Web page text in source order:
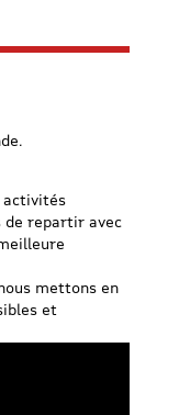
activités
de repartir avec
mettons en
et